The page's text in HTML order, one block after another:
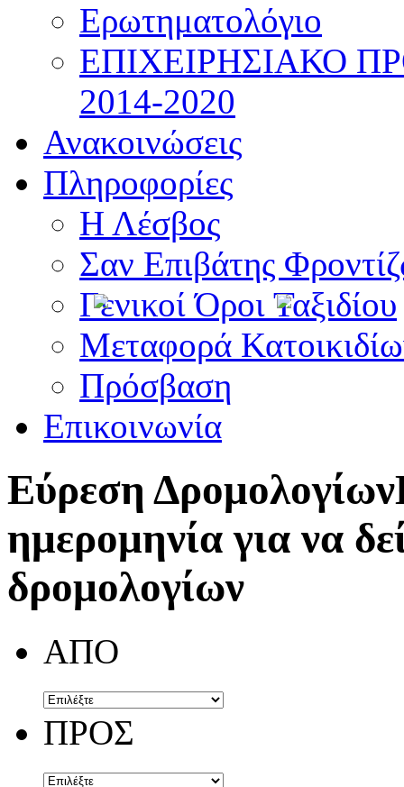
Ερωτηματολόγιο
ΕΠΙΧΕΙΡΗΣΙΑΚΟ
2014-2020
Ανακοινώσεις
Πληροφορίες
Η Λέσβος
Σαν Επιβάτης
Γενικοί Όροι Ταξιδίου
Μεταφορά
Πρόσβαση
Επικοινωνία
Εύρεση Δρομολογίων
ημερομηνία για να
δρομολογίων
ΑΠΟ
ΠΡΟΣ